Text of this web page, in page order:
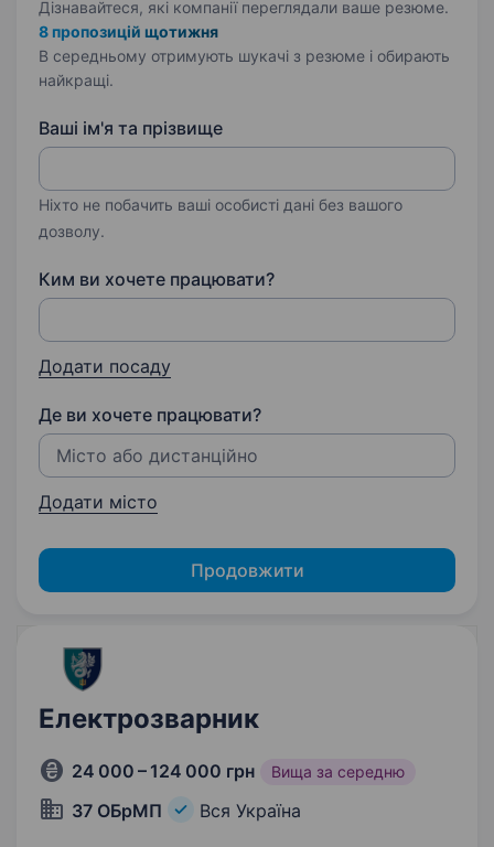
Дізнавайтеся, які компанії переглядали ваше резюме.
8 пропозицій щотижня
В середньому отримують шукачі з резюме і обирають
найкращі.
Ваші ім'я та прізвище
Ніхто не побачить ваші особисті дані без вашого
дозволу.
Ким ви хочете працювати?
Додати посаду
Де ви хочете працювати?
Додати місто
Продовжити
Електрозварник
24 000 – 124 000 грн Вища за середню
37 ОБрМП Вся Україна